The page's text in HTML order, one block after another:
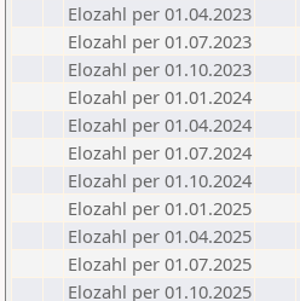
Elozahl per 01.04.2023
Elozahl per 01.07.2023
Elozahl per 01.10.2023
Elozahl per 01.01.2024
Elozahl per 01.04.2024
Elozahl per 01.07.2024
Elozahl per 01.10.2024
Elozahl per 01.01.2025
Elozahl per 01.04.2025
Elozahl per 01.07.2025
Elozahl per 01.10.2025